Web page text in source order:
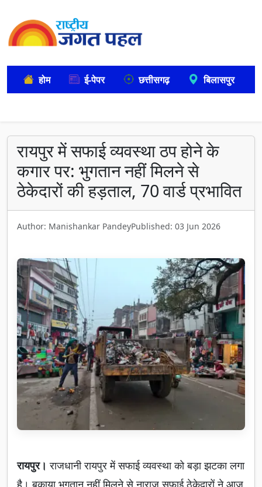
होम ई-पेपर छत्तीसगढ़ बिलासपुर
रायपुर में सफाई व्यवस्था ठप होने के
कगार पर: भुगतान नहीं मिलने से
ठेकेदारों की हड़ताल, 70 वार्ड प्रभावित
Author: Manishankar PandeyPublished: 03 Jun 2026
रायपुर।राजधानी रायपुर में सफाई व्यवस्था को बड़ा झटका लगा
है। बकाया भुगतान नहीं मिलने से नाराज सफाई ठेकेदारों ने आज